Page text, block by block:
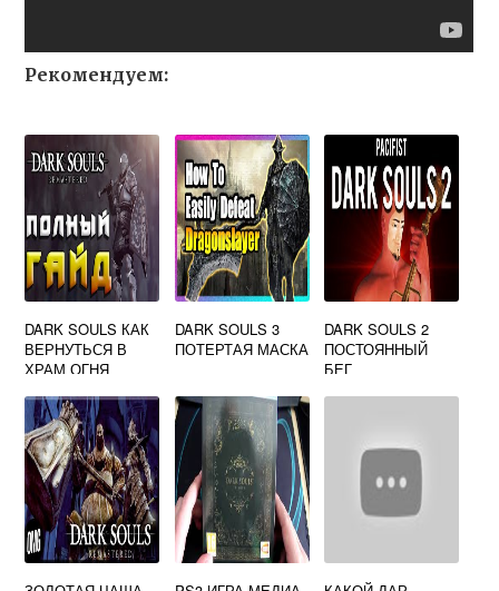
Рекомендуем:
DARK SOULS КАК
ВЕРНУТЬСЯ В
ХРАМ ОГНЯ
DARK SOULS 3
ПОТЕРТАЯ МАСКА
DARK SOULS 2
ПОСТОЯННЫЙ
БЕГ